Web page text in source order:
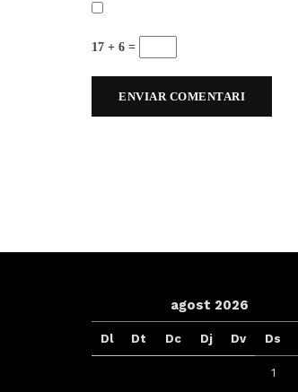
17 + 6 =
agost 2026
Dl Dt Dc Dj Dv Ds
1